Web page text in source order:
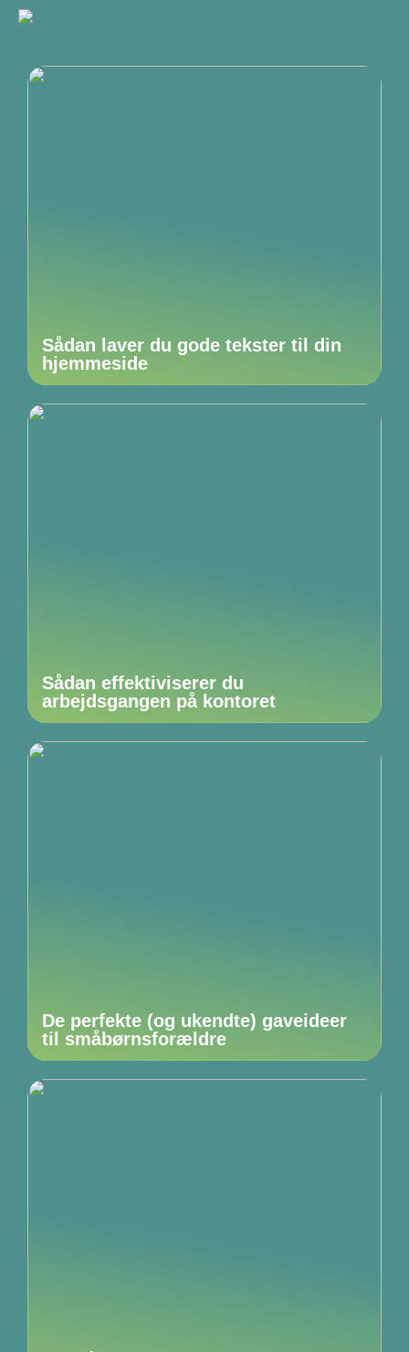
Sådan laver du gode tekster til din
hjemmeside
Sådan effektiviserer du
arbejdsgangen på kontoret
De perfekte (og ukendte) gaveideer
til småbørnsforældre